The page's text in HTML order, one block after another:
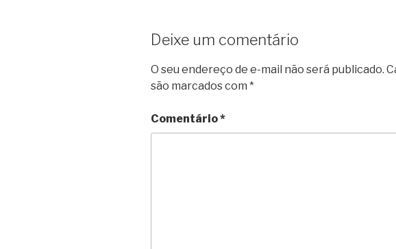
Deixe um comentário
O seu endereço de e-mail não será publicado.
são marcados com *
Comentário*